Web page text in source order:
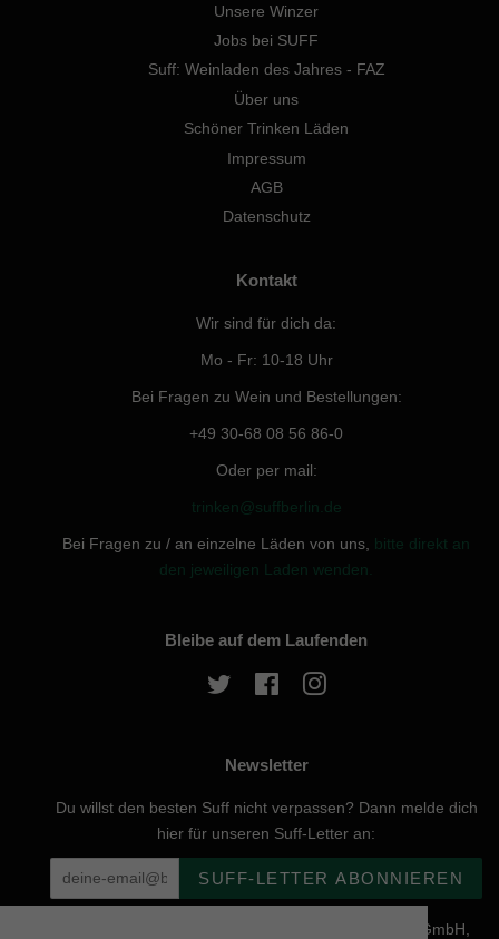
Unsere Winzer
Jobs bei SUFF
Suff: Weinladen des Jahres - FAZ
Über uns
Schöner Trinken Läden
Impressum
AGB
Datenschutz
Kontakt
Wir sind für dich da:
Mo - Fr: 10-18 Uhr
Bei Fragen zu Wein und Bestellungen:
+49 30-68 08 56 86-0
Oder per mail:
trinken@suffberlin.de
Bei Fragen zu / an einzelne Läden von uns,
bitte direkt an
den jeweiligen Laden wenden.
Bleibe auf dem Laufenden
Twitter Facebook
Newsletter
Du willst den besten Suff nicht verpassen? Dann melde dich
hier für unseren Suff-Letter an:
SUFF-LETTER ABONNIEREN
Urheberrecht © 2026, website created by Naturgenuss GmbH,